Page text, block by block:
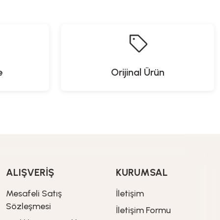
Glass In Love
Yivli Desen Cam Bardak Seti - 3M300153
Orijinal Ürün
ALIŞVERİŞ
Mesafeli Satış
Sözleşmesi
KURUMSAL
İletişim
İletişim Formu